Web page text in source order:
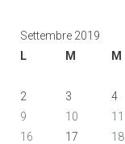
Settembre 2019
L
M M
2
3 4
9
10 11
16
17 18